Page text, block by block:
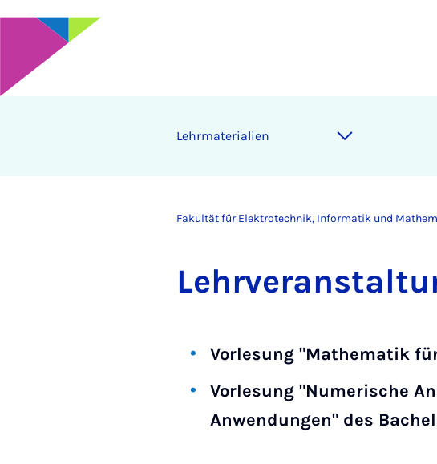
Lehr­ma­te­ri­a­li­en
Fakultät für Elektrotechnik, Informatik und
Vorlesung "Mathematik
Vorlesung "Numerische
Anwendungen" des